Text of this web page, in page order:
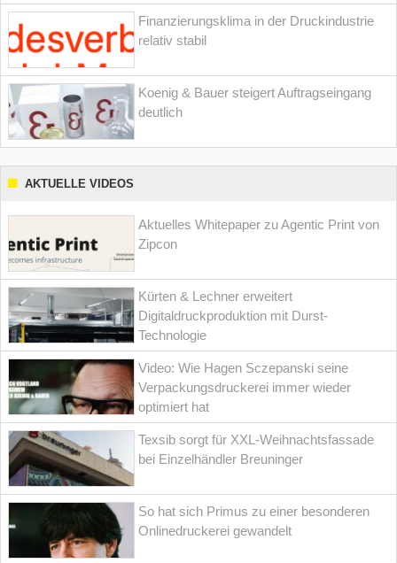
Finanzierungsklima in der Druckindustrie
relativ stabil
Koenig & Bauer steigert Auftragseingang
deutlich
AKTUELLE VIDEOS
Aktuelles Whitepaper zu Agentic Print von
Zipcon
Kürten & Lechner erweitert
Digitaldruckproduktion mit Durst-
Technologie
Video: Wie Hagen Sczepanski seine
Verpackungsdruckerei immer wieder
optimiert hat
Texsib sorgt für XXL-Weihnachtsfassade
bei Einzelhändler Breuninger
So hat sich Primus zu einer besonderen
Onlinedruckerei gewandelt